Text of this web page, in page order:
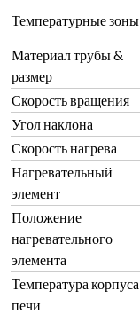
Температурные зоны
Материал трубы &
размер
Скорость вращения
Угол наклона
Скорость нагрева
Нагревательный
элемент
Положение
нагревательного
элемента
Температура корпуса
печи